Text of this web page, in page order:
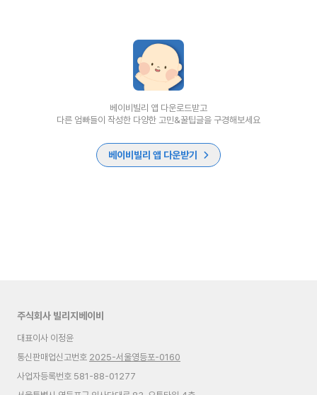
베이비빌리 앱 다운로드받고
다른 엄빠들이 작성한 다양한 고민&꿀팁글을 구경해보세요
베이비빌리 앱 다운받기
주식회사 빌리지베이비
대표이사 이정윤
통신판매업신고번호 2025-서울영등포-0160
사업자등록번호 581-88-01277